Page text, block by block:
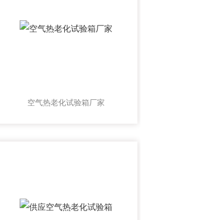
空气热老化试验箱厂家